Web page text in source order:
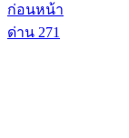
ก่อนหน้า
ด่าน 271